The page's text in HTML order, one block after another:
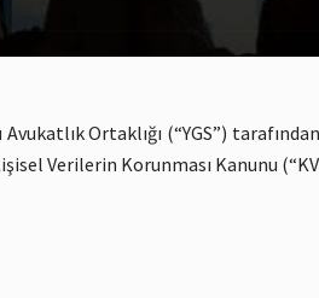
Ortaklığı (“YGS”)
Verilerin Korunması Kanunu